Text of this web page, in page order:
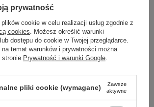
prywatność
cookie w celu realizacji usług zgodnie z
cookies. Możesz określić warunki
dostępu do cookie w Twojej przeglądarce.
temat warunków i prywatności można
stronie Prywatność i warunki Google.
pliki cookie (wymagane)
Zawsze
aktywne